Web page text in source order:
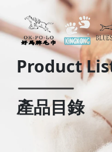
Product
產品目錄